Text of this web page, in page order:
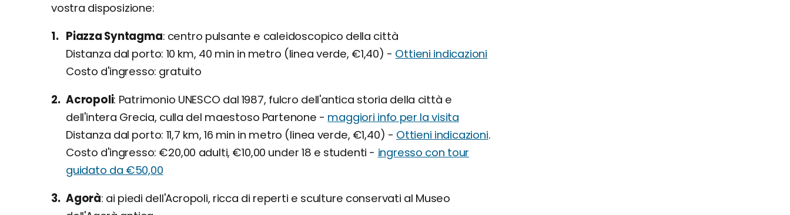
vostra disposizione:
Piazza Syntagma centro pulsante e caleidoscopico della città
Distanza dal porto: 10 km, 40 min in metro (linea verde, €1,40) - Ottieni indicazioni
Costo d'ingresso: gratuito
Acropoli Patrimonio UNESCO dal 1987, fulcro dell'antica storia della città e
dell'intera Grecia, culla del maestoso Partenone - maggiori info per la visita
Distanza dal porto: 11,7 km, 16 min in metro (linea verde, €1,40) - Ottieni indicazioni.
Costo d'ingresso: €20,00 adulti, €10,00 under 18 e studenti - ingresso con tour
guidato da €50,00
Agorà ai piedi dell'Acropoli, ricca di reperti e sculture conservati al Museo